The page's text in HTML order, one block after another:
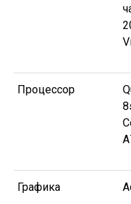
Процессор
Графика